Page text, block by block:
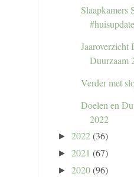
Slaapkamers
Jaaroverzicht
Duurzaam
Verder met
Doelen en
2022
► 2022(36)
► 2021 (67)
► 2020(96)